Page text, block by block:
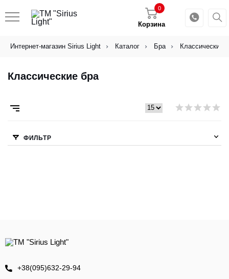
Корзина
0
Интернет-магазин Sirius Light Каталог Бра Классические
Классические бра
ФИЛЬТР
+38(095)632-29-94